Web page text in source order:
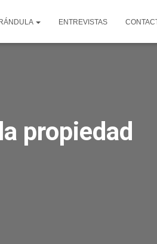
ENTREVISTAS
propiedad